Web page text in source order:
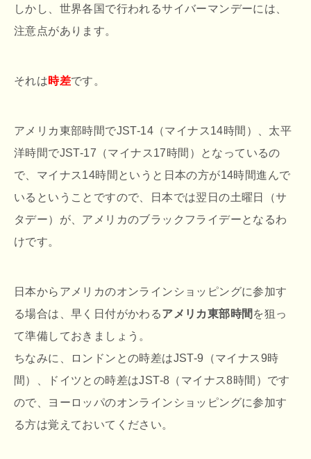
しかし、世界各国で行われるサイバーマンデーには、
注意点があります。
それは時差です。
アメリカ東部時間でJST-14（マイナス14時間）、太平
洋時間でJST-17（マイナス17時間）となっているの
で、マイナス14時間というと日本の方が14時間進んで
いるということですので、日本では翌日の土曜日（サ
タデー）が、アメリカのブラックフライデーとなるわ
けです。
日本からアメリカのオンラインショッピングに参加す
る場合は、早く日付がかわるアメリカ東部時間 を狙っ
て準備しておきましょう。
ちなみに、ロンドンとの時差はJST-9（マイナス9時
間）、ドイツとの時差はJST-8（マイナス8時間）です
ので、ヨーロッパのオンラインショッピングに参加す
る方は覚えておいてください。